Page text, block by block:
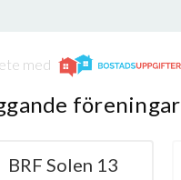
med
föreningar
Sandbacken 3 i